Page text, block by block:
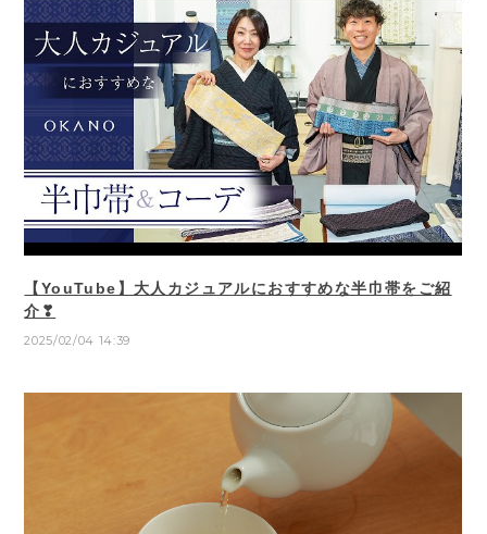
【YouTube】大人カジュアルにおすすめな半巾帯をご紹
介❣
2025/02/04 14:39